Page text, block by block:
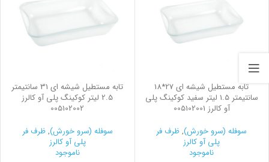
تابه مستطیل شیشه ای 27*18
سانتیمتر 1.5 لیتر سفید کوکینگ پلی
آو کالرز 005102001
سوفله (سرو خورش),ظرف فر
پلی آو کالرز
ناموجود
تابه مستطیل شیشه ای 31 سانتیمتر
2.5 لیتر کوکینگ پلی آو کالرز
005102002
سوفله (سرو خورش),ظرف فر
پلی آو کالرز
ناموجود